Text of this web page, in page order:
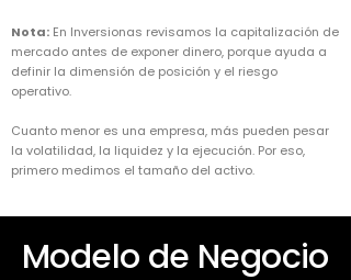
Nota: En Inversionas revisamos la capitalización de
mercado antes de exponer dinero, porque ayuda a
definir la dimensión de posición y el riesgo
operativo.
Cuanto menor es una empresa, más pueden pesar
la volatilidad, la liquidez y la ejecución. Por eso,
primero medimos el tamaño del activo.
Modelo de Negocio